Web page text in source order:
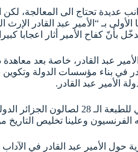
تحتاج الى المعالجة، لكن
بـ “الأمير عبد القادر
بأنّ كفاح الأمير أثار اعجابا
عبد القادر، خاصة بعد
في بناء مؤسسات الدولة
الأمير عبد القادر.
كان النقاش الذي تخلل الندوة
الفرنسيون وعلينا تخليص
عبد القادر في الآداب